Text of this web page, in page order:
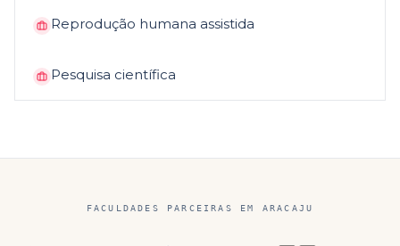
Reprodução humana assistida
Pesquisa científica
FACULDADES PARCEIRAS EM ARACAJU